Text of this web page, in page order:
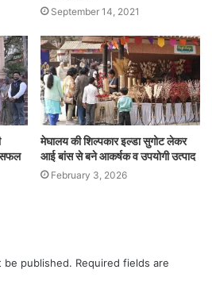
September 14, 2021
सफल
मेघालय की शिल्पकार इल्डा सुगोट लेकर
आई बांस से बने आकर्षक व उपयोगी उत्पाद
February 3, 2026
be published. Required fields are